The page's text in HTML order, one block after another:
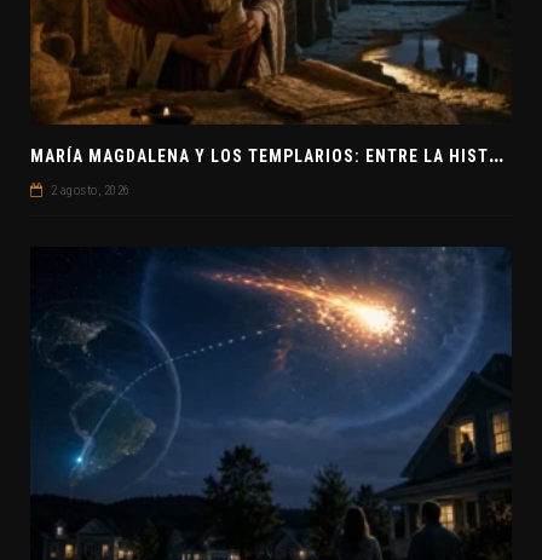
M
ARÍA MAGDALENA Y LOS TEMPLARIOS: ENTRE LA HISTORIA Y EL MISTERIO
2 agosto, 2026